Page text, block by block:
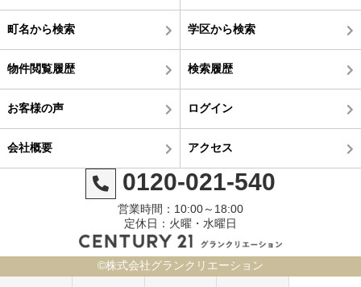
町名から検索 学区から検索
物件閲覧履歴 検索履歴
お客様の声 ログイン
会社概要 アクセス
0120-021-540
営業時間：10:00～18:00
定休日：火曜・水曜日
©株式会社グランクリエーション